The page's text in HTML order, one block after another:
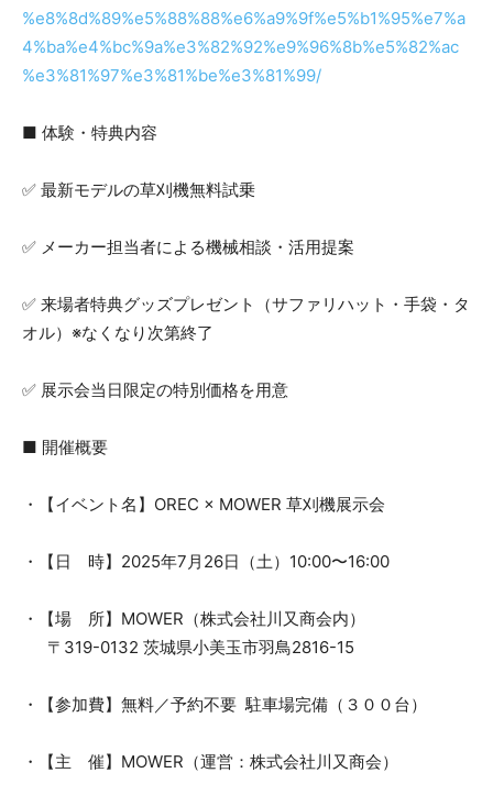
%e8%8d%89%e5%88%88%e6%a9%9f%e5%b1%95%e7%a
4%ba%e4%bc%9a%e3%82%92%e9%96%8b%e5%82%ac
%e3%81%97%e3%81%be%e3%81%99/
■ 体験・特典内容
✅ 最新モデルの草刈機無料試乗
✅ メーカー担当者による機械相談・活用提案
✅ 来場者特典グッズプレゼント（サファリハット・手袋・タ
オル）※なくなり次第終了
✅ 展示会当日限定の特別価格を用意
■ 開催概要
・【イベント名】OREC × MOWER 草刈機展示会
・【日 時】2025年7月26日（土）10:00〜16:00
・【場 所】MOWER（株式会社川又商会内）
〒319-0132 茨城県小美玉市羽鳥2816-15
・【参加費】無料／予約不要 駐車場完備（３００台）
・【主 催】MOWER（運営：株式会社川又商会）